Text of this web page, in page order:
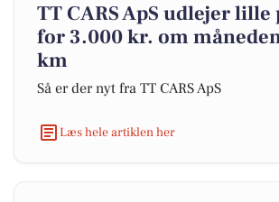
TT CARS ApS udlejer
for 3.000 kr. om
km
Så er der nyt fra TT CARS ApS
Læs hele artiklen her